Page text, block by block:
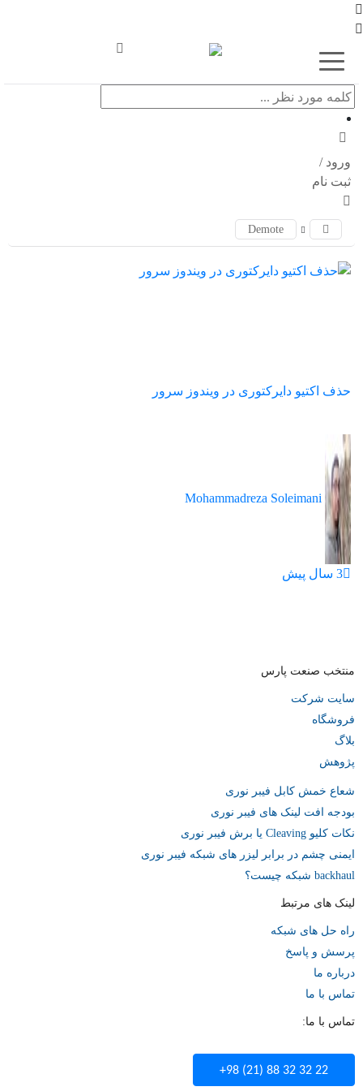
استفاده
از
روش‌های
زیر
می‌توانید
این
اشتراک
بگذارید.
کپی
لینک
ورود /
ثبت نام
Demote
حذف اکتیو دایرکتوری در ویندوز سرور
Mohammadreza Soleimani
3 سال پیش
منتخب صنعت پارس
سایت شرکت
فروشگاه
بلاگ
پژوهش
شعاع خمش کابل فیبر نوری
بودجه افت لینک های فیبر نوری
نکات کلیو Cleaving یا برش فیبر نوری
ایمنی چشم در برابر لیزر های شبکه فیبر نوری
backhaul شبکه چیست؟
لینک های مرتبط
راه حل های شبکه
پرسش و پاسخ
درباره ما
تماس با ما
تماس با ما:
+98 (21) 88 32 32 22